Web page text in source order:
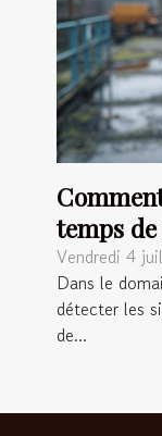
temps
relevage
Vendredi 4
Dans le
détecter les
de...